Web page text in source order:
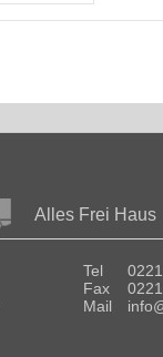
Alles Frei Haus
Tel
Fax
Mail